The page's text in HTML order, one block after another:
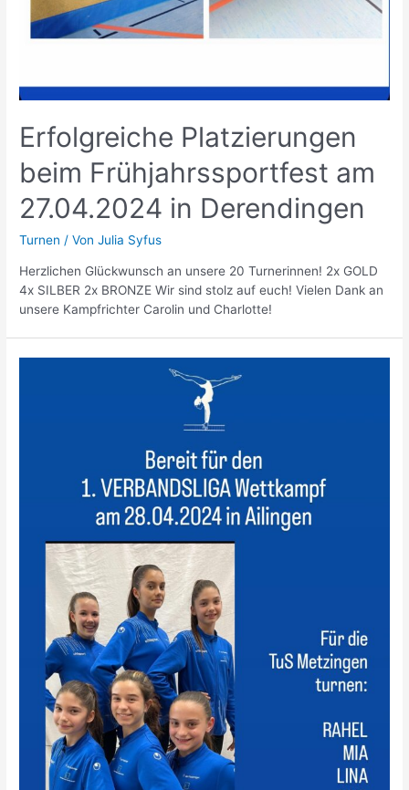
Erfolgreiche Platzierungen
beim Frühjahrssportfest am
27.04.2024 in Derendingen
Turnen / VonJulia Syfus
Herzlichen Glückwunsch an unsere 20 Turnerinnen! 2x GOLD
4x SILBER 2x BRONZE Wir sind stolz auf euch! Vielen Dank an
unsere Kampfrichter Carolin und Charlotte!